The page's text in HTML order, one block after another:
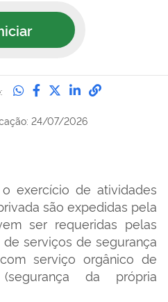
Compartilhe no
Compartilhe no
Compartilhe no
Compartilhe
24/07/2026
exercício de atividades
são expedidas pela
ser requeridas pelas
serviços de segurança
serviço orgânico de
da própria